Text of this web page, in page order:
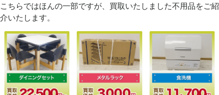
こちらではほんの一部ですが、買取いたしました不用品をご紹
介いたします。